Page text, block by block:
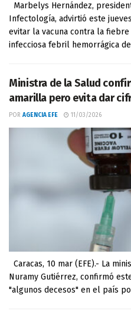
Marbelys Hernández,
Infectología, advirtió este
evitar la vacuna contra la
infecciosa febril hemorrágica de
Ministra de la Salud
amarilla pero evita dar
POR AGENCIA EFE 11/03/2026
Caracas, 10 mar (EFE).- La
Nuramy Gutiérrez, confirmó
"algunos decesos" en el país